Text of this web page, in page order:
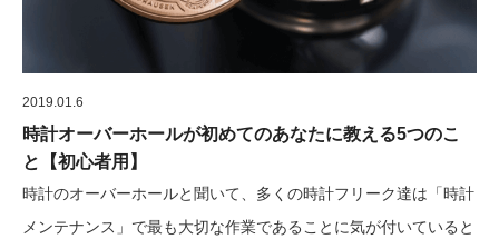
2019.01.6
時計オーバーホールが初めてのあなたに教える5つのこ
と【初心者用】
時計のオーバーホールと聞いて、多くの時計フリーク達は「時計
メンテナンス」で最も大切な作業であることに気が付いていると